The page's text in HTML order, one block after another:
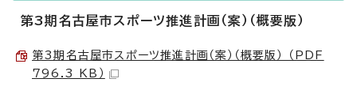
第3期名古屋市スポーツ推進計画（案）（概要版）
第3期名古屋市スポーツ推進計画（案）（概要版） （PDF
796.3 KB）